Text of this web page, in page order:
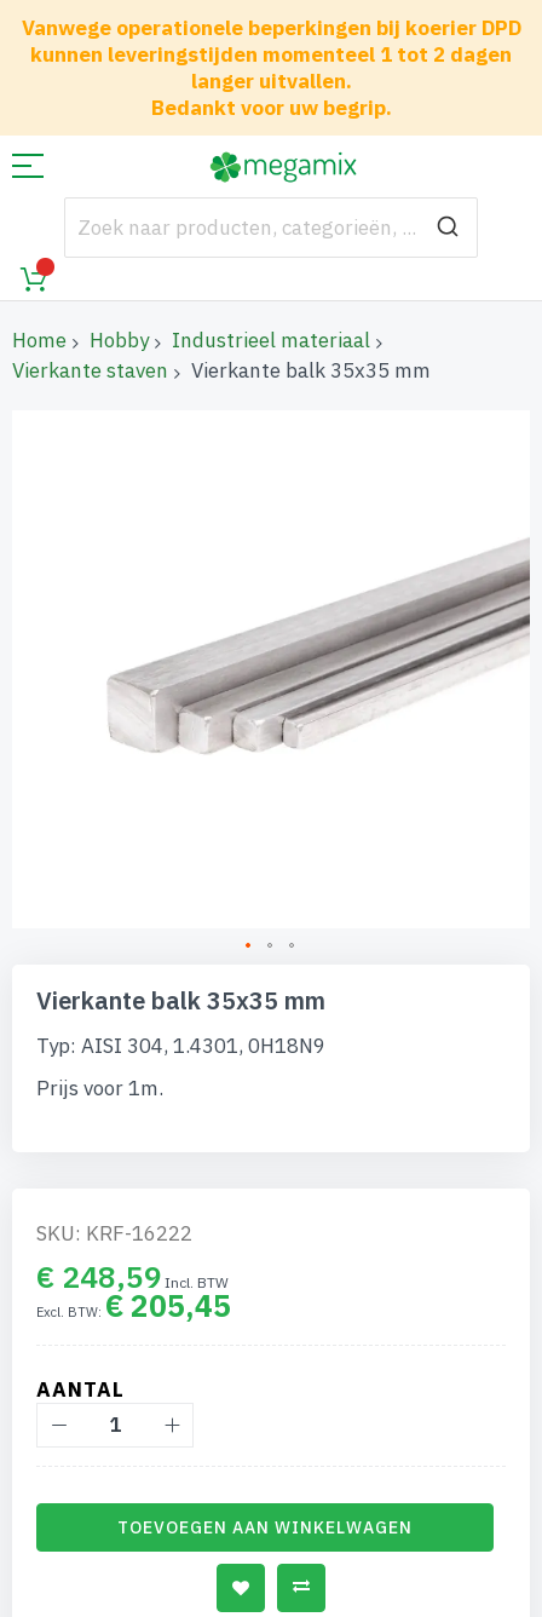
Vanwege operationele beperkingen bij koerier DPD
kunnen leveringstijden momenteel 1 tot 2 dagen
langer uitvallen.
Bedankt voor uw begrip.
Home Hobby
Industrieel materiaal
Vierkante staven
Vierkante balk 35x35 mm
naar
begin
afbeeldingen-
Vierkante balk 35x35 mm
Typ: AISI 304, 1.4301, 0H18N9
Prijs voor 1m.
SKU: KRF-16222
€ 248,59
€ 205,45
AANTAL
TOEVOEGEN AAN WINKELWAGEN